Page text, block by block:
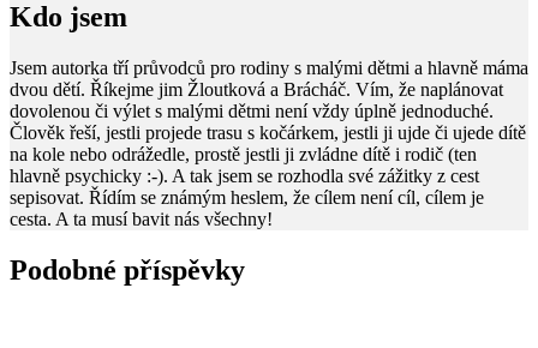
Kdo jsem
Jsem autorka tří průvodců pro rodiny s malými dětmi a hlavně máma
dvou dětí. Říkejme jim Žloutková a Brácháč. Vím, že naplánovat
dovolenou či výlet s malými dětmi není vždy úplně jednoduché.
Člověk řeší, jestli projede trasu s kočárkem, jestli ji ujde či ujede dítě
na kole nebo odrážedle, prostě jestli ji zvládne dítě i rodič (ten
hlavně psychicky :-). A tak jsem se rozhodla své zážitky z cest
sepisovat. Řídím se známým heslem, že cílem není cíl, cílem je
cesta. A ta musí bavit nás všechny!
Podobné příspěvky